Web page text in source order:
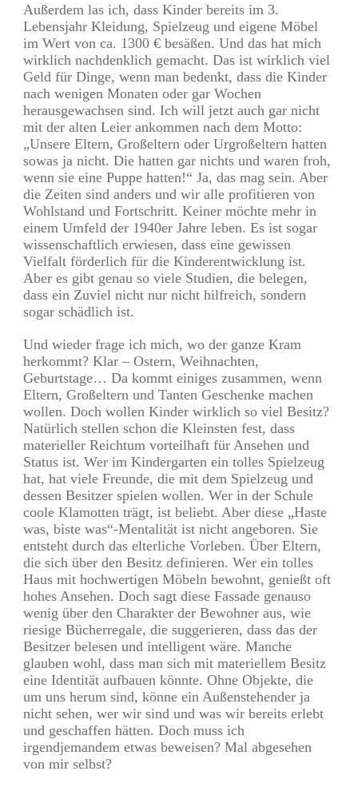
Außerdem las ich, dass Kinder bereits im 3.
Lebensjahr Kleidung, Spielzeug und eigene Möbel
im Wert von ca. 1300 € besäßen. Und das hat mich
wirklich nachdenklich gemacht. Das ist wirklich viel
Geld für Dinge, wenn man bedenkt, dass die Kinder
nach wenigen Monaten oder gar Wochen
herausgewachsen sind. Ich will jetzt auch gar nicht
mit der alten Leier ankommen nach dem Motto:
„Unsere Eltern, Großeltern oder Urgroßeltern hatten
sowas ja nicht. Die hatten gar nichts und waren froh,
wenn sie eine Puppe hatten!“ Ja, das mag sein. Aber
die Zeiten sind anders und wir alle profitieren von
Wohlstand und Fortschritt. Keiner möchte mehr in
einem Umfeld der 1940er Jahre leben. Es ist sogar
wissenschaftlich erwiesen, dass eine gewissen
Vielfalt förderlich für die Kinderentwicklung ist.
Aber es gibt genau so viele Studien, die belegen,
dass ein Zuviel nicht nur nicht hilfreich, sondern
sogar schädlich ist.
Und wieder frage ich mich, wo der ganze Kram
herkommt? Klar – Ostern, Weihnachten,
Geburtstage… Da kommt einiges zusammen, wenn
Eltern, Großeltern und Tanten Geschenke machen
wollen. Doch wollen Kinder wirklich so viel Besitz?
Natürlich stellen schon die Kleinsten fest, dass
materieller Reichtum vorteilhaft für Ansehen und
Status ist. Wer im Kindergarten ein tolles Spielzeug
hat, hat viele Freunde, die mit dem Spielzeug und
dessen Besitzer spielen wollen. Wer in der Schule
coole Klamotten trägt, ist beliebt. Aber diese „Haste
was, biste was“-Mentalität ist nicht angeboren. Sie
entsteht durch das elterliche Vorleben. Über Eltern,
die sich über den Besitz definieren. Wer ein tolles
Haus mit hochwertigen Möbeln bewohnt, genießt oft
hohes Ansehen. Doch sagt diese Fassade genauso
wenig über den Charakter der Bewohner aus, wie
riesige Bücherregale, die suggerieren, dass das der
Besitzer belesen und intelligent wäre. Manche
glauben wohl, dass man sich mit materiellem Besitz
eine Identität aufbauen könnte. Ohne Objekte, die
um uns herum sind, könne ein Außenstehender ja
nicht sehen, wer wir sind und was wir bereits erlebt
und geschaffen hätten. Doch muss ich
irgendjemandem etwas beweisen? Mal abgesehen
von mir selbst?